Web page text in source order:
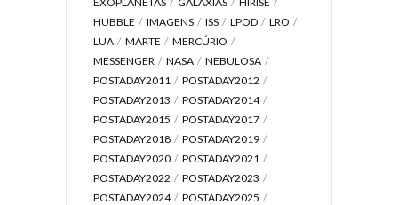
HUBBLE
IMAGENS ISS LPOD
LRO
LUA
MARTE
MERCÚRIO
MESSENGER
NASA
NEBULOSA
POSTADAY2011
POSTADAY2012
POSTADAY2013
POSTADAY2014
POSTADAY2015
POSTADAY2017
POSTADAY2018
POSTADAY2019
POSTADAY2020
POSTADAY2021
POSTADAY2022
POSTADAY2023
POSTADAY2024
POSTADAY2025